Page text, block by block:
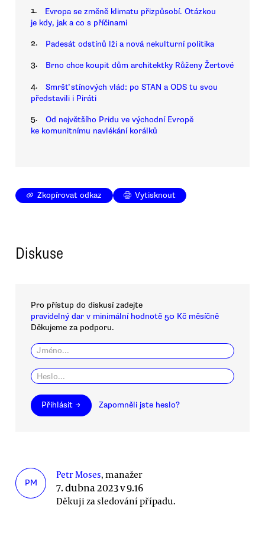
1.
Evropa se změně klimatu přizpůsobí. Otázkou
je kdy, jak a co s příčinami
2. Padesát odstínů lži a nová nekulturní politika
3. Brno chce koupit dům architektky Růženy Žertové
4.
Smršť stínových vlád: po STAN a ODS tu svou
představili i Piráti
5.
Od největšího Pridu ve východní Evropě
ke komunitnímu navlékání korálků
Zkopírovat odkaz Vytisknout
Diskuse
Pro přístup do diskusí zadejte
pravidelný dar v minimální hodnotě 50 Kč měsíčně
Děkujeme za podporu.
Přihlásit → Zapomněli jste heslo?
PM
Petr Moses, manažer
7. dubna 2023 v 9.16
Děkuji za sledování případu.